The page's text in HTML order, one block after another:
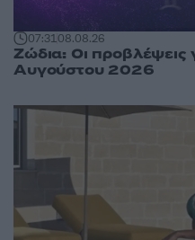
07:3108.08.26
Ζώδια: Οι
Αυγούστου 2026